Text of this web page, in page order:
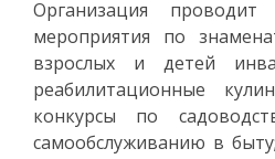
Организация проводит
мероприятия по
взрослых и детей
реабилитационные
конкурсы по
самообслуживанию в